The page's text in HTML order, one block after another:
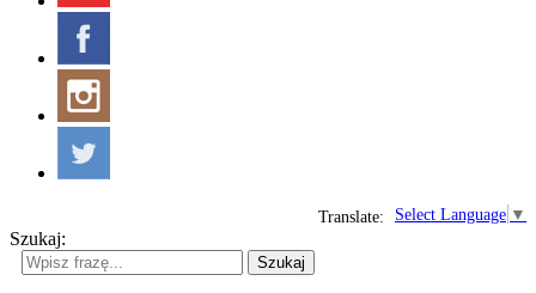
Select Language ▼
Translate:
Szukaj:
Szukaj